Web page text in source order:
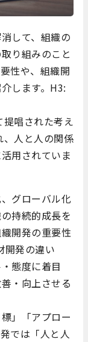
して、組織の
り組みのこと
性や、組織開
します。H3:
唱された考え
、人と人の関係
用されていま
グローバル化
持続的成長を
開発の重要性
開発の違い
態度に着目
・向上させる
」「アプロー
では「人と人